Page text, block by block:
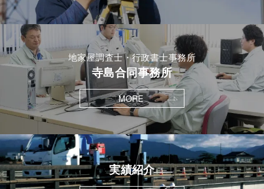
地家屋調査士・行政書士事務所
寺島合同事務所
MORE
実績紹介